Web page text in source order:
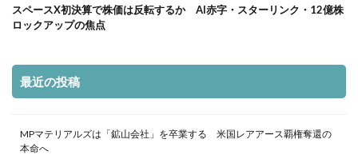
スペースX初決算で株価は反転するか AI赤字・スターリンク・12億株
ロックアップの焦点
最近の投稿
MPマテリアルズは「鉱山会社」を卒業する 米国レアアース覇権奪還の
本命へ